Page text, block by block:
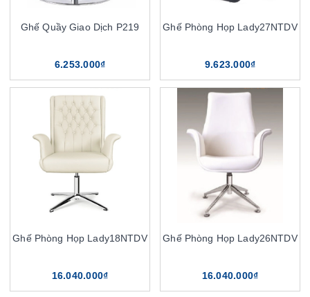
Ghế Quầy Giao Dịch P219
6.253.000₫
Ghế Phòng Họp Lady27NTDV
9.623.000₫
Ghế Phòng Họp Lady18NTDV
16.040.000₫
Ghế Phòng Họp Lady26NTDV
16.040.000₫